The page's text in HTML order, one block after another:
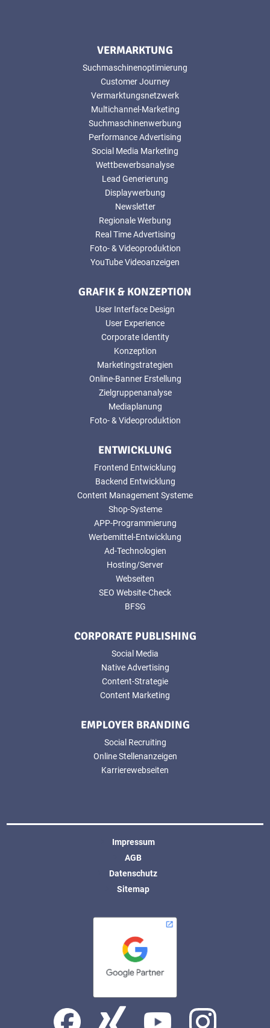
VERMARKTUNG
Suchmaschinenoptimierung
Customer Journey
Vermarktungsnetzwerk
Multichannel-Marketing
Suchmaschinenwerbung
Performance Advertising
Social Media Marketing
Wettbewerbsanalyse
Lead Generierung
Displaywerbung
Newsletter
Regionale Werbung
Real Time Advertising
Foto- & Videoproduktion
YouTube Videoanzeigen
GRAFIK & KONZEPTION
User Interface Design
User Experience
Corporate Identity
Konzeption
Marketingstrategien
Online-Banner Erstellung
Zielgruppenanalyse
Mediaplanung
Foto- & Videoproduktion
ENTWICKLUNG
Frontend Entwicklung
Backend Entwicklung
Content Management Systeme
Shop-Systeme
APP-Programmierung
Werbemittel-Entwicklung
Ad-Technologien
Hosting/Server
Webseiten
SEO Website-Check
BFSG
CORPORATE PUBLISHING
Social Media
Native Advertising
Content-Strategie
Content Marketing
EMPLOYER BRANDING
Social Recruiting
Online Stellenanzeigen
Karrierewebseiten
Impressum
AGB
Datenschutz
Sitemap